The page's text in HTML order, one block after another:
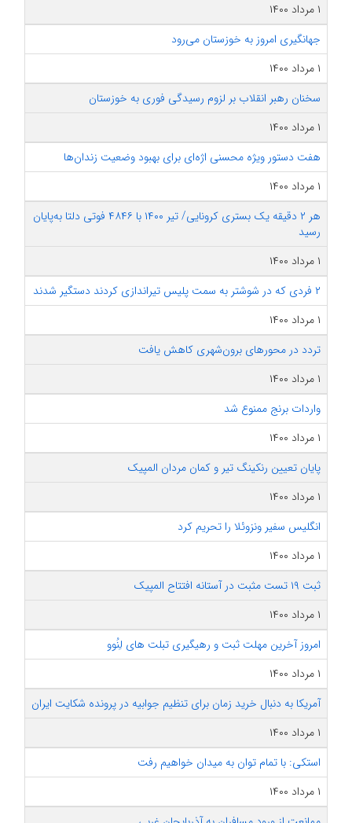
۱ مرداد ۱۴۰۰
جهانگیری امروز به خوزستان می‌رود
۱ مرداد ۱۴۰۰
سخنان رهبر‌ انقلاب بر لزوم رسیدگی فوری به خوزستان
۱ مرداد ۱۴۰۰
هفت دستور ویژه محسنی اژه‌ای برای بهبود وضعیت زندان‌ها‌
۱ مرداد ۱۴۰۰
هر ۲ دقیقه یک بستری کرونایی/ تیر ۱۴۰۰ با ۴۸۴۶ فوتی دلتا به‌پایان
رسید
۱ مرداد ۱۴۰۰
۲ فردی که در شوشتر به سمت پلیس تیراندازی کردند دستگیر شدند
۱ مرداد ۱۴۰۰
تردد در محورهای برون‌شهری کاهش یافت
۱ مرداد ۱۴۰۰
واردات برنج ممنوع شد
۱ مرداد ۱۴۰۰
پایان تعیین رنکینگ تیر و کمان مردان المپیک
۱ مرداد ۱۴۰۰
انگلیس سفیر ونزوئلا را تحریم کرد
۱ مرداد ۱۴۰۰
ثبت ۱۹ تست مثبت در آستانه افتتاح المپیک
۱ مرداد ۱۴۰۰
امروز آخرین مهلت ثبت و رهیگیری تبلت های لِنُوو
۱ مرداد ۱۴۰۰
آمریکا به دنبال خرید زمان برای تنظیم جوابیه در پرونده شکایت ایران
۱ مرداد ۱۴۰۰
استکی: با تمام توان به میدان خواهیم رفت
۱ مرداد ۱۴۰۰